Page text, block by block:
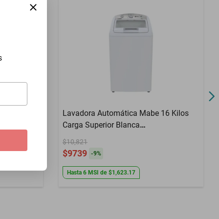
Manual
Lavadora Automática Mabe 16 Kilos
Carga Superior Blanca
$10,821
$9739 -9%
Hasta 6 MSI de $1,623.17